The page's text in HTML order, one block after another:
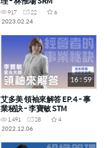
917 22
6
2023.02.24
16 : 59
艾多美 領袖來解答 EP.4 - 事
業秘訣 - 李寶敏 STM
1,491 28
4
2022.12.06